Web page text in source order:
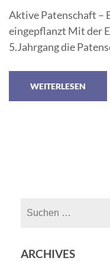
Aktive Patenschaft –
eingepflanzt Mit der
5.Jahrgang die
WEITERLESEN
ARCHIVES